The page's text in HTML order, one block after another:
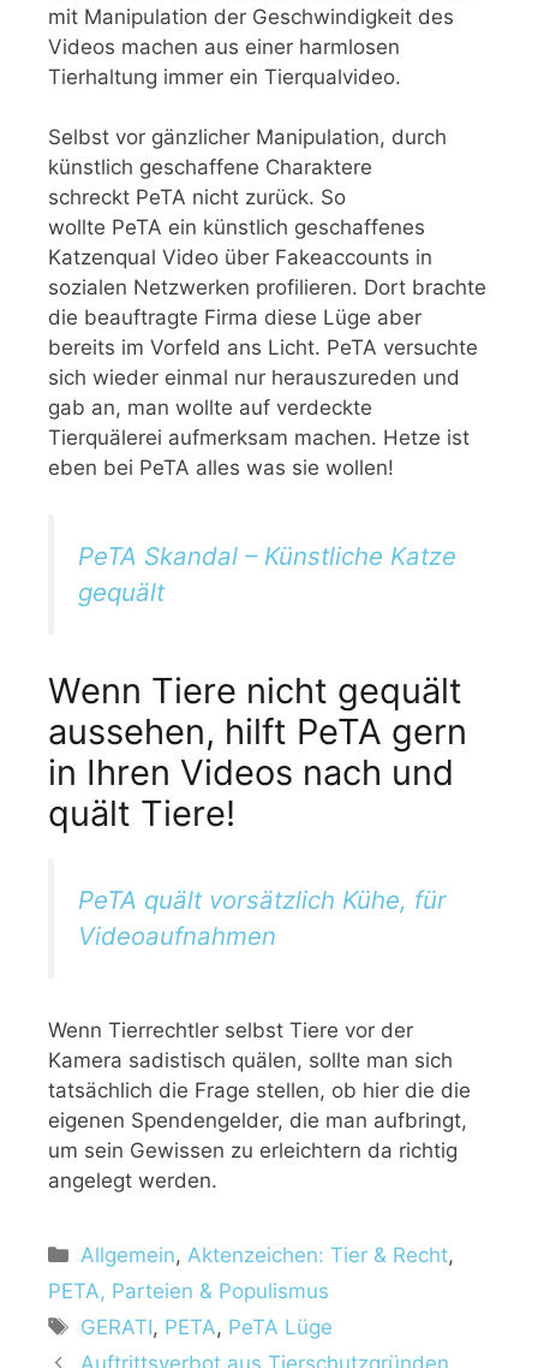
mit Manipulation der Geschwindigkeit des
Videos machen aus einer harmlosen
Tierhaltung immer ein Tierqualvideo.
Selbst vor gänzlicher Manipulation, durch
künstlich geschaffene Charaktere
schreckt PeTA nicht zurück. So
wollte PeTA ein künstlich geschaffenes
Katzenqual Video über Fakeaccounts in
sozialen Netzwerken profilieren. Dort brachte
die beauftragte Firma diese Lüge aber
bereits im Vorfeld ans Licht. PeTA versuchte
sich wieder einmal nur herauszureden und
gab an, man wollte auf verdeckte
Tierquälerei aufmerksam machen. Hetze ist
eben bei PeTA alles was sie wollen!
PeTA Skandal – Künstliche Katze
gequält
Wenn Tiere nicht gequält
aussehen, hilft PeTA gern
in Ihren Videos nach und
quält Tiere!
PeTA quält vorsätzlich Kühe, für
Videoaufnahmen
Wenn Tierrechtler selbst Tiere vor der
Kamera sadistisch quälen, sollte man sich
tatsächlich die Frage stellen, ob hier die die
eigenen Spendengelder, die man aufbringt,
um sein Gewissen zu erleichtern da richtig
angelegt werden.
K
a
e
Allgemein, Aktenzeichen: Tier & Recht,
PETA, Parteien & Populismus
S
c
GERATI, PETA, PeTA Lüge
Auftrittsverbot aus Tierschutzgründen